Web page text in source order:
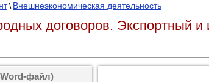
\ Внешнеэкономическая деятельность
договоров. Экспортный и
файл)